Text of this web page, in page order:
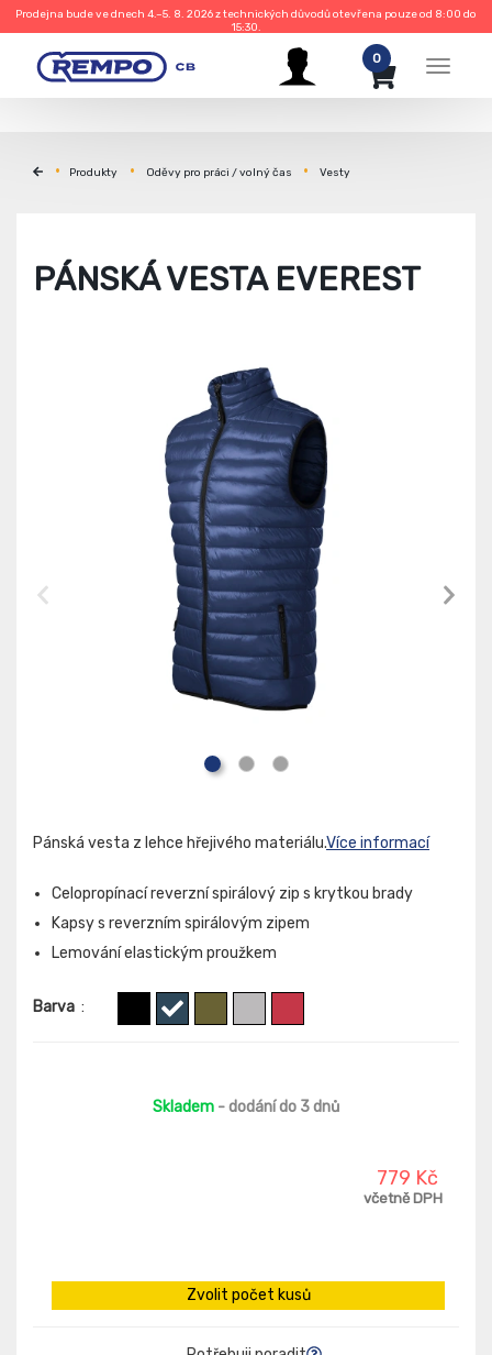
Prodejna bude ve dnech 4.–5. 8. 2026 z technických důvodů otevřena pouze od 8:00 do
15:30.
Menu
0
Produkty Oděvy pro práci / volný čas Vesty
PÁNSKÁ VESTA EVEREST
Pánská vesta z lehce hřejivého materiálu.Více informací
Celopropínací reverzní spirálový zip s krytkou brady
Kapsy s reverzním spirálovým zipem
Lemování elastickým proužkem
Barva :
Skladem - dodání do 3 dnů
779 Kč
včetně DPH
Zvolit počet kusů